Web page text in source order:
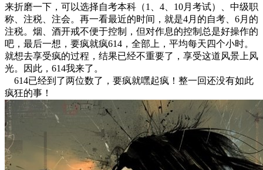
来折磨一下，可以选择自考本科（1、4、10月考试）、中级职
称、注税、注会。再一看最近的时间，就是4月的自考、6月的
注税。烟、酒开戒不便于控制，但对作息的控制总是好操作的
吧，最后一想，要疯就疯614，全部上，平均每天四个小时。
就想去享受疯的过程，结果已经不重要了，享受这道风景上风
光。因此，614我来了。
614已经到了两位数了，要疯就嘿起疯！整一回还没有如此
疯狂的事！